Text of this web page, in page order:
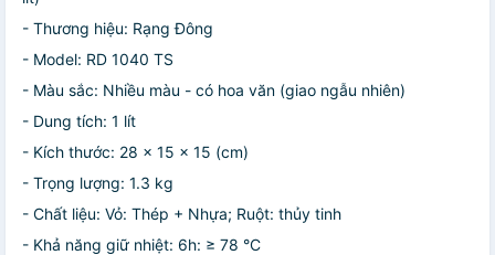
- Thương hiệu: Rạng Đông
- Model: RD 1040 TS
- Màu sắc: Nhiều màu - có hoa văn (giao ngẫu nhiên)
- Dung tích: 1 lít
- Kích thước: 28 x 15 x 15 (cm)
- Trọng lượng: 1.3 kg
- Chất liệu: Vỏ: Thép + Nhựa; Ruột: thủy tinh
- Khả năng giữ nhiệt: 6h: ≥ 78 °C